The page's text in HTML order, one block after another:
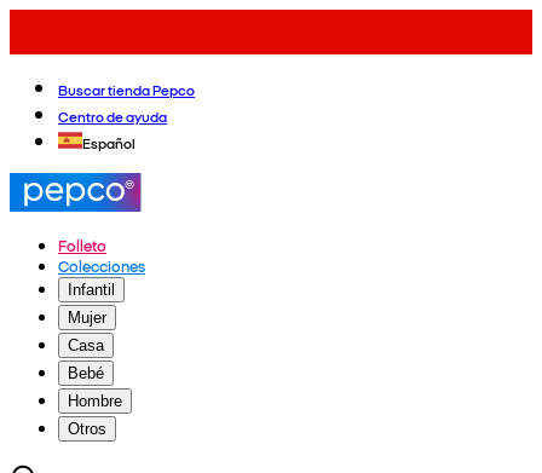
Buscar tienda Pepco
Centro de ayuda
Español
Folleto
Colecciones
Infantil
Mujer
Casa
Bebé
Hombre
Otros